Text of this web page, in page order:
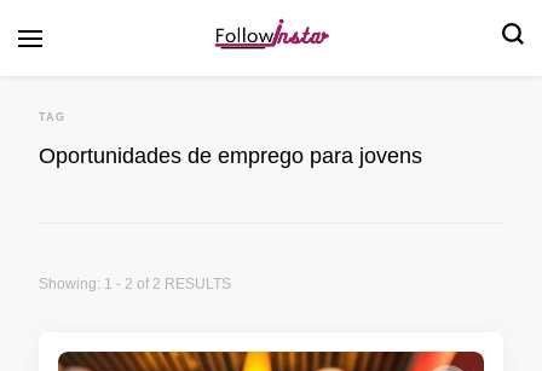
TAG
Oportunidades de emprego para jovens
Showing: 1 - 2 of 2 RESULTS